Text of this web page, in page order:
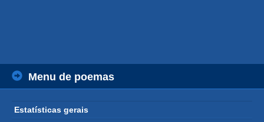
Menu de poemas
Estatísticas gerais